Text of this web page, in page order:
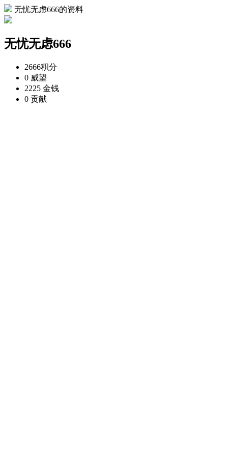
无忧无虑666的资料
无忧无虑666
2666积分
0 威望
2225 金钱
0 贡献